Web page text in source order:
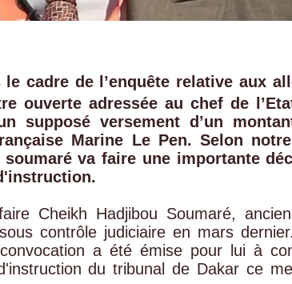
cadre de l’enquête relative aux
ouverte adressée au chef de
supposé versement d’un
Marine Le Pen. Selon
va faire une importante
Cheikh Hadjibou Soumaré,
contrôle judiciaire en mars
a été émise pour lui à
du tribunal de Dakar ce